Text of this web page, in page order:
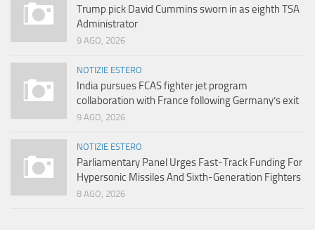
Trump pick David Cummins sworn in as eighth TSA
Administrator
9 AGO, 2026
NOTIZIE ESTERO
India pursues FCAS fighter jet program
collaboration with France following Germany’s exit
9 AGO, 2026
NOTIZIE ESTERO
Parliamentary Panel Urges Fast-Track Funding For
Hypersonic Missiles And Sixth-Generation Fighters
8 AGO, 2026